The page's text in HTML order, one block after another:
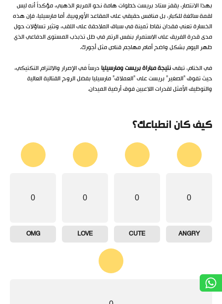
بهذا الانتصار، يقفز ستاد بريست خطوات هامة نحو المربع الذهبي، مؤكداً أنه ليس
لقمة سائغة للكبار، بل منافس حقيقي على المقاعد الأوروبية. أما مارسيليا، فإن هذه
الخسارة تعني فقدان نقاط ثمينة في سباق الملاحقة على اللقب، وتثير تساؤلات حول
مدى قدرة الفريق على الاستمرار بنفس الرتم في ظل تذبذب المستوى الدفاعي الذي
ظهر اليوم بشكل واضح أمام مهاجم قناص مثل أجورك.
في الختام، تبقىنتيجة مباراة بريست ومارسيليادرساً في الإصرار والالتزام التكتيكي،
حيث تفوق “الصغير” بريست على “العملاق” مارسيليا بفضل الروح القتالية العالية
والتوظيف الأمثل لقدرات اللاعبين فوق أرضية الميدان.
كيف كان انطباعك؟
0
ANGRY
0
CUTE
0
LOVE
0
OMG